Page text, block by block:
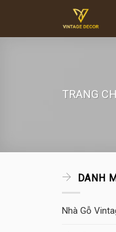
content
TRANG
DANH
Nhà Gỗ